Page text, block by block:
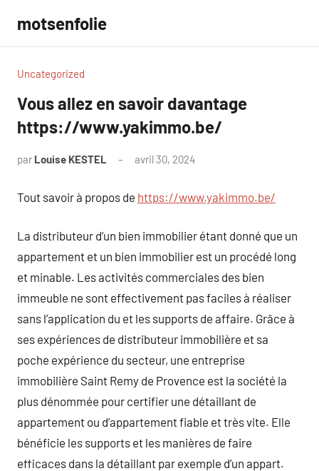
contenu
motsenfolie
Uncategorized
Vous allez en savoir davantage
https://www.yakimmo.be/
par Louise KESTEL avril 30, 2024
Tout savoir à propos de https://www.yakimmo.be/
La distributeur d’un bien immobilier étant donné que un
appartement et un bien immobilier est un procédé long
et minable. Les activités commerciales des bien
immeuble ne sont effectivement pas faciles à réaliser
sans l’application du et les supports de affaire. Grâce à
ses expériences de distributeur immobilière et sa
poche expérience du secteur, une entreprise
immobilière Saint Remy de Provence est la société la
plus dénommée pour certifier une détaillant de
appartement ou d’appartement fiable et très vite. Elle
bénéficie les supports et les manières de faire
efficaces dans la détaillant par exemple d’un appart.